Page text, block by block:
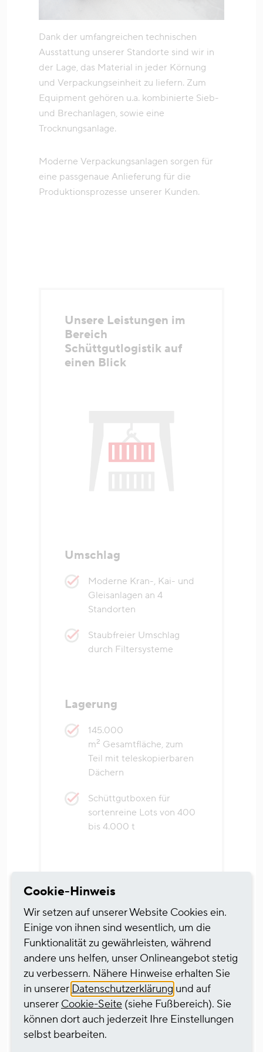
Dank der umfangreichen technischen
Ausstattung unserer Standorte sind wir in
der Lage, das Material in jeder Körnung
und Verpackungseinheit zu liefern. Zum
Equipment gehören u.a. kombinierte Sieb-
und Brechanlagen, sowie eine
Trocknungsanlage.
Moderne Verpackungsanlagen sorgen für
eine passgenaue Anlieferung für die
Produktionsprozesse unserer Kunden.
Unsere Leistungen im
Bereich
Schüttgutlogistik auf
einen Blick
Umschlag
Moderne Kran-, Kai- und
Gleisanlagen an 4
Standorten
Staubfreier Umschlag
durch Filtersysteme
Lagerung
145.000
m2 Gesamtfläche, zum
Teil mit teleskopierbaren
Dächern
Schüttgutboxen für
sortenreine Lots von 400
bis 4.000 t
Cookie-Hinweis
Wir setzen auf unserer Website Cookies ein.
Einige von ihnen sind wesentlich, um die
Funktionalität zu gewährleisten, während
andere uns helfen, unser Onlineangebot stetig
zu verbessern. Nähere Hinweise erhalten Sie
in unserer Datenschutzerklärung und auf
unserer Cookie-Seite (siehe Fußbereich). Sie
können dort auch jederzeit Ihre Einstellungen
selbst bearbeiten.